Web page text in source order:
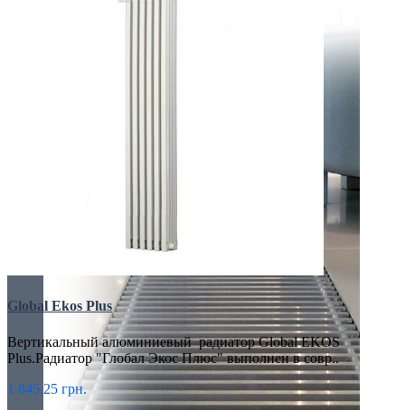
Global Ekos Plus
Вертикальный алюминиевый радиатор Global EKOS
Plus.Радиатор "Глобал Экос Плюс" выполнен в совр..
1 845.25 грн.